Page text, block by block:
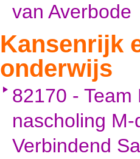
van Averbode
Kansenrijk
onderwijs
82170 -
nascholing
Verbindend